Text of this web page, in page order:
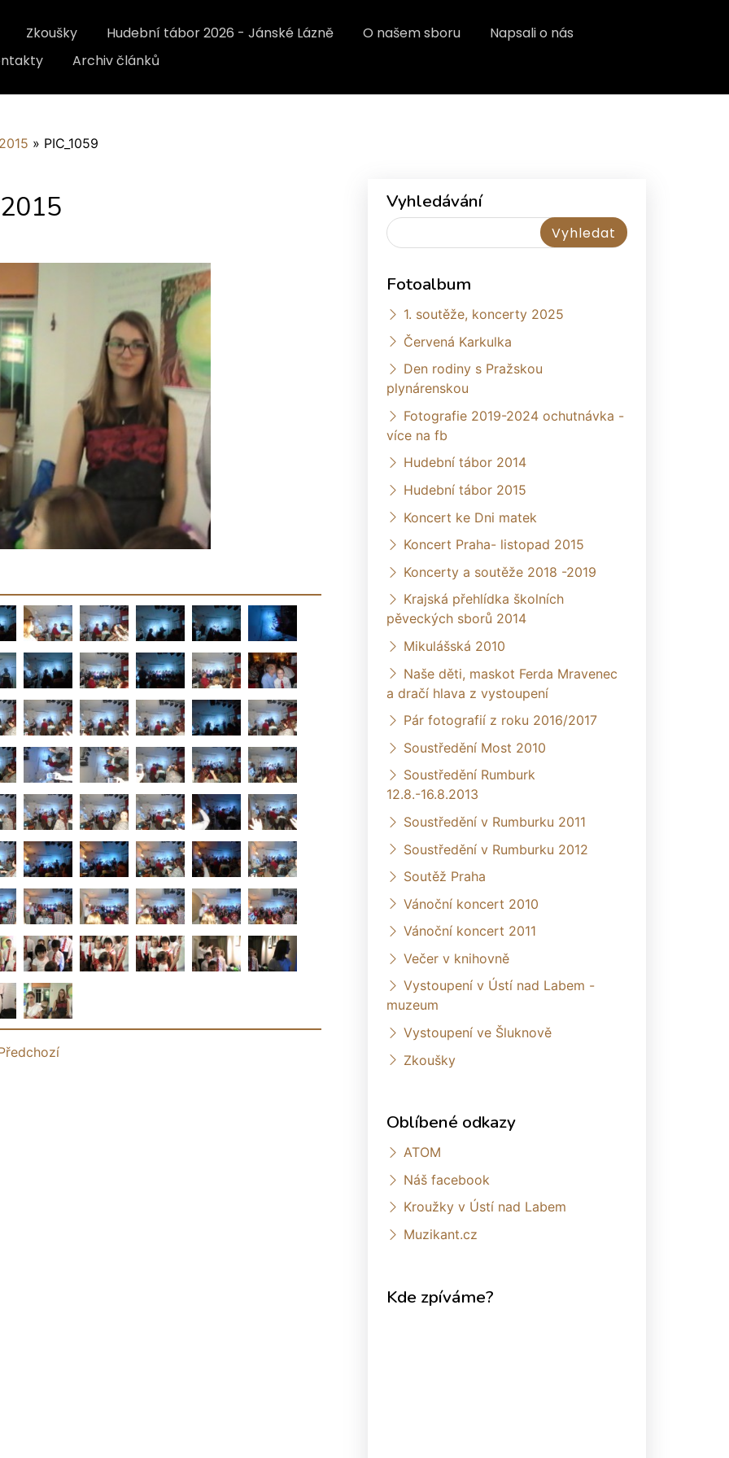
Zkoušky Hudební tábor 2026 - Jánské Lázně O našem sboru
Napsali o nás
Archiv článků
» PIC_1059
Vyhledávání
Fotoalbum
1. soutěže, koncerty 2025
Červená Karkulka
Den rodiny s Pražskou
plynárenskou
Fotografie 2019-2024 ochutnávka -
více na fb
Hudební tábor 2014
Hudební tábor 2015
Koncert ke Dni matek
Koncert Praha- listopad 2015
Koncerty a soutěže 2018 -2019
Krajská přehlídka školních
pěveckých sborů 2014
Mikulášská 2010
Naše děti, maskot Ferda Mravenec
a dračí hlava z vystoupení
Pár fotografií z roku 2016/2017
Soustředění Most 2010
Soustředění Rumburk
12.8.-16.8.2013
Soustředění v Rumburku 2011
Soustředění v Rumburku 2012
Soutěž Praha
Vánoční koncert 2010
Vánoční koncert 2011
Večer v knihovně
Vystoupení v Ústí nad Labem -
muzeum
Vystoupení ve Šluknově
Zkoušky
Oblíbené odkazy
ATOM
Náš facebook
Kroužky v Ústí nad Labem
Muzikant.cz
Kde zpíváme?